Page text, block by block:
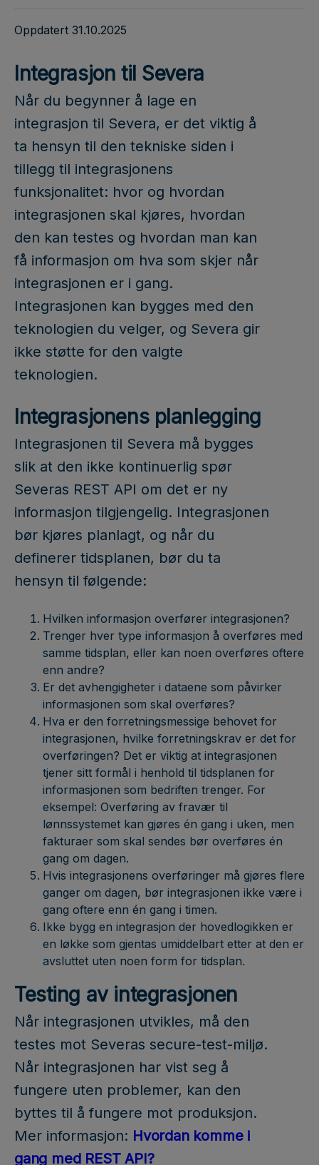
Oppdatert 31.10.2025
Integrasjon til Severa
Når du begynner å lage en
integrasjon til Severa, er det viktig å
ta hensyn til den tekniske siden i
tillegg til integrasjonens
funksjonalitet: hvor og hvordan
integrasjonen skal kjøres, hvordan
den kan testes og hvordan man kan
få informasjon om hva som skjer når
integrasjonen er i gang.
Integrasjonen kan bygges med den
teknologien du velger, og Severa gir
ikke støtte for den valgte
teknologien.
Integrasjonens planlegging
Integrasjonen til Severa må bygges
slik at den ikke kontinuerlig spør
Severas REST API om det er ny
informasjon tilgjengelig. Integrasjonen
bør kjøres planlagt, og når du
definerer tidsplanen, bør du ta
hensyn til følgende:
Hvilken informasjon overfører integrasjonen?
Trenger hver type informasjon å overføres med
samme tidsplan, eller kan noen overføres oftere
enn andre?
Er det avhengigheter i dataene som påvirker
informasjonen som skal overføres?
Hva er den forretningsmessige behovet for
integrasjonen, hvilke forretningskrav er det for
overføringen? Det er viktig at integrasjonen
tjener sitt formål i henhold til tidsplanen for
informasjonen som bedriften trenger. For
eksempel: Overføring av fravær til
lønnssystemet kan gjøres én gang i uken, men
fakturaer som skal sendes bør overføres én
gang om dagen.
Hvis integrasjonens overføringer må gjøres flere
ganger om dagen, bør integrasjonen ikke være i
gang oftere enn én gang i timen.
Ikke bygg en integrasjon der hovedlogikken er
en løkke som gjentas umiddelbart etter at den er
avsluttet uten noen form for tidsplan.
Testing av integrasjonen
Når integrasjonen utvikles, må den
testes mot Severas secure-test-miljø.
Når integrasjonen har vist seg å
fungere uten problemer, kan den
byttes til å fungere mot produksjon.
Mer informasjon: Hvordan komme i
gang med REST API?